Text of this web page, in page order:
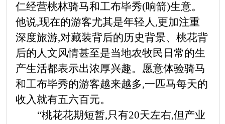
仁经营桃林骑马和工布毕秀(响箭)生意。
他说,现在的游客尤其是年轻人,更加注重
深度旅游,对藏装背后的历史背景、桃花背
后的人文风情甚至是当地农牧民日常的生
产生活都表示出浓厚兴趣。愿意体验骑马
和工布毕秀的游客越来越多,一匹马每天的
收入就有五六百元。
“桃花花期短暂,只有20天左右,但产业